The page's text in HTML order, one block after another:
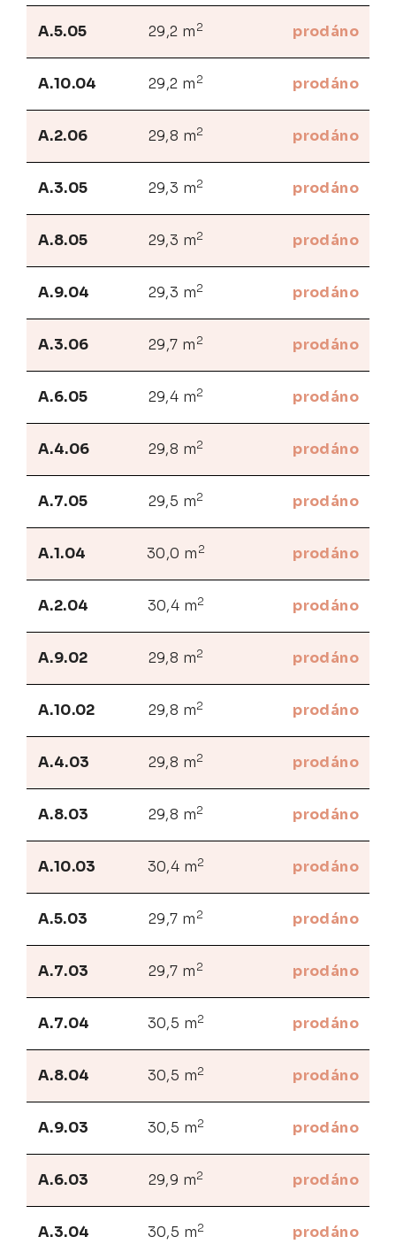
A.5.05 29,2 m 2 prodáno
A.10.04 29,2 m 2 prodáno
A.2.06 29,8 m2 prodáno
A.3.05 29,3 m2 prodáno
A.8.05 29,3 m2 prodáno
A.9.04 29,3 m2 prodáno
A.3.06 29,7 m 2 prodáno
A.6.05 29,4 m2 prodáno
A.4.06 29,8 m2 prodáno
A.7.05 29,5 m2 prodáno
A.1.04 30,0 m 2 prodáno
A.2.04 30,4 m2 prodáno
A.9.02 29,8 m2 prodáno
A.10.02 29,8 m2 prodáno
A.4.03 29,8 m2 prodáno
A.8.03 29,8 m2 prodáno
A.10.03 30,4 m2 prodáno
A.5.03 29,7 m 2 prodáno
A.7.03 29,7 m 2 prodáno
A.7.04 30,5 m2 prodáno
A.8.04 30,5 m2 prodáno
A.9.03 30,5 m2 prodáno
A.6.03 29,9 m2 prodáno
A.3.04 30,5 m2 prodáno